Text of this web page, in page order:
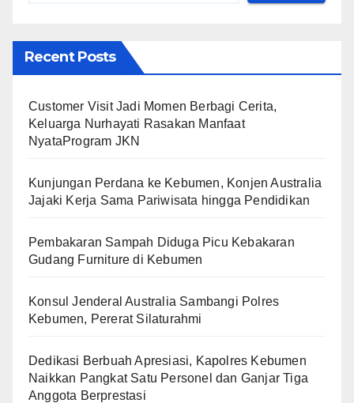
Recent Posts
Customer Visit Jadi Momen Berbagi Cerita,
Keluarga Nurhayati Rasakan Manfaat
NyataProgram JKN
Kunjungan Perdana ke Kebumen, Konjen Australia
Jajaki Kerja Sama Pariwisata hingga Pendidikan
Pembakaran Sampah Diduga Picu Kebakaran
Gudang Furniture di Kebumen
Konsul Jenderal Australia Sambangi Polres
Kebumen, Pererat Silaturahmi
Dedikasi Berbuah Apresiasi, Kapolres Kebumen
Naikkan Pangkat Satu Personel dan Ganjar Tiga
Anggota Berprestasi